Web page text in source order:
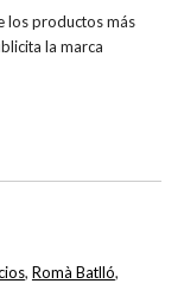
los productos más
la marca
, Romà Batlló,